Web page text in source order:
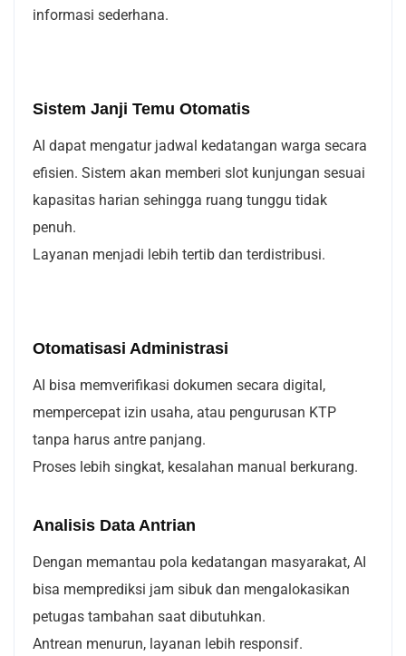
informasi sederhana.
Sistem Janji Temu Otomatis
AI dapat mengatur jadwal kedatangan warga secara
efisien. Sistem akan memberi slot kunjungan sesuai
kapasitas harian sehingga ruang tunggu tidak
penuh.
Layanan menjadi lebih tertib dan terdistribusi.
Otomatisasi Administrasi
AI bisa memverifikasi dokumen secara digital,
mempercepat izin usaha, atau pengurusan KTP
tanpa harus antre panjang.
Proses lebih singkat, kesalahan manual berkurang.
Analisis Data Antrian
Dengan memantau pola kedatangan masyarakat, AI
bisa memprediksi jam sibuk dan mengalokasikan
petugas tambahan saat dibutuhkan.
Antrean menurun, layanan lebih responsif.